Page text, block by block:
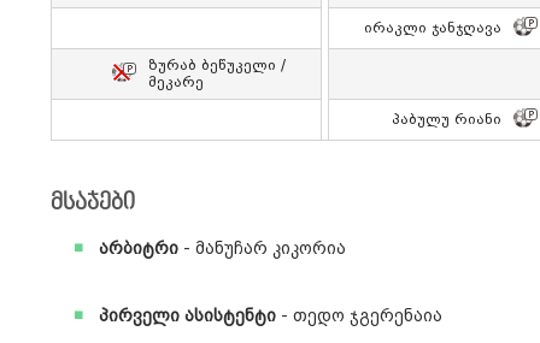
Ირაკლი Ჯანჯღავა
Ზურაბ Ბეწუკელი /
Მეკარე
Პაბულუ Რიანი
მსაჯები
არბიტრი - მანუჩარ კიკორია
პირველი ასისტენტი - თედო ჯგერენაია